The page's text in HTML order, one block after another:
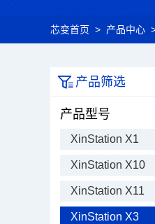
芯变首页 > 产品中心
产品筛选
产品型号
XinStation X1
XinStation X10
XinStation X11
XinStation X3